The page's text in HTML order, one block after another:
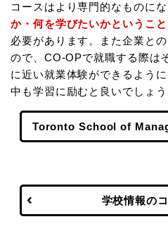
コースはより専門的なものに
か・何を学びたいかというこ
必要があります。また企業と
ので、CO-OPで就職する際は
に近い就業体験ができるよう
中も学習に励むと良いでしょう
Toronto School of
学校情報の